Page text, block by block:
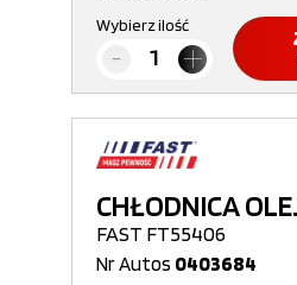
Wybierz ilość
CHŁODNICA
FAST FT55406
Nr Autos 0403684